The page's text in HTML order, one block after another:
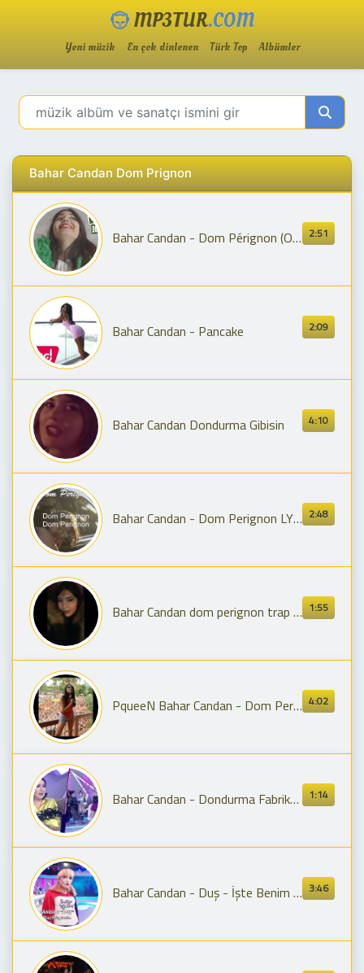
MP3TUR.COM
Yeni müzik En çok dinlenen Türk Top Albümler
Bahar Candan Dom Prignon
2:51
Bahar Candan - Dom Pérignon (Official Video)
2:09
Bahar Candan - Pancake
4:10
Bahar Candan Dondurma Gibisin
2:48
Bahar Candan - Dom Perignon LYRICS (Sözlü Video)
1:55
Bahar Candan dom perignon trap ben fero
4:02
PqueeN Bahar Candan - Dom Perignon Dinliyor
1:14
Bahar Candan - Dondurma Fabrikası
3:46
Bahar Candan - Duş - İşte Benim Stilim Music Video